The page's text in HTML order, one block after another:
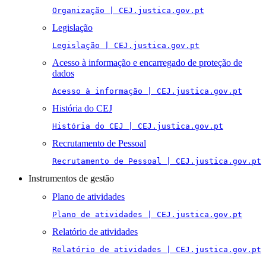
Organização | CEJ.justica.gov.pt
Legislação
Legislação | CEJ.justica.gov.pt
Acesso à informação e encarregado de proteção de
dados
Acesso à informação | CEJ.justica.gov.pt
História do CEJ
História do CEJ | CEJ.justica.gov.pt
Recrutamento de Pessoal
Recrutamento de Pessoal | CEJ.justica.gov.pt
Instrumentos de gestão
Plano de atividades
Plano de atividades | CEJ.justica.gov.pt
Relatório de atividades
Relatório de atividades | CEJ.justica.gov.pt